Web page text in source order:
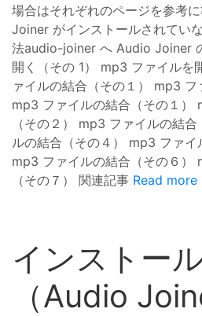
場合はそれぞれのページを参考
Joiner がインストールされてい
法audio-joiner へ Audio Joiner
開く（その 1） mp3 ファイルを
ァイルの結合（その１） mp3 フ
mp3 ファイルの結合（その１）
（その２） mp3 ファイルの結
ルの結合（その４） mp3 ファイ
mp3 ファイルの結合（その６）
（その７） 関連記事 Read
インストー
（Audio